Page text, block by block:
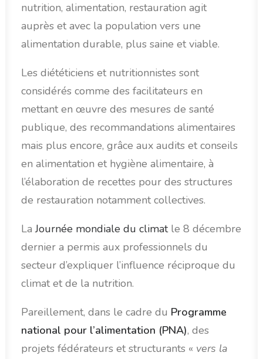
nutrition, alimentation, restauration agit
auprès et avec la population vers une
alimentation durable, plus saine et viable.
Les diététiciens et nutritionnistes sont
considérés comme des facilitateurs en
mettant en œuvre des mesures de santé
publique, des recommandations alimentaires
mais plus encore, grâce aux audits et conseils
en alimentation et hygiène alimentaire, à
l’élaboration de recettes pour des structures
de restauration notamment collectives.
LaJournée mondiale du climatle 8 décembre
dernier a permis aux professionnels du
secteur d’expliquer l’influence réciproque du
climat et de la nutrition.
Pareillement, dans le cadre du Programme
national pour l’alimentation (PNA), des
projets fédérateurs et structurants « vers la